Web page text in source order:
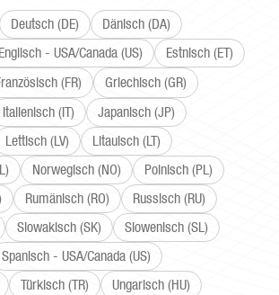
Deutsch (DE)
Dänisch (DA)
Englisch - USA/Canada (US)
Estnisch (ET)
(FR)
Griechisch (GR)
Italienisch (IT)
Japanisch (JP)
Lettisch (LV)
Litauisch (LT)
Norwegisch (NO)
Polnisch (PL)
Rumänisch (RO)
Russisch (RU)
Slowakisch (SK)
Slowenisch (SL)
Spanisch - USA/Canada (US)
Türkisch (TR) Ungarisch (HU)